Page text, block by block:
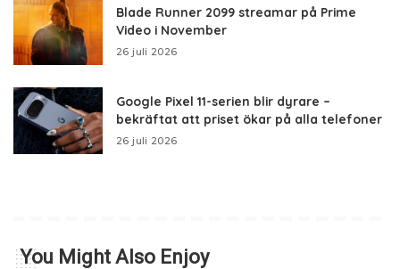
Blade Runner 2099 streamar på Prime
Video i November
26 juli 2026
Google Pixel 11-serien blir dyrare –
bekräftat att priset ökar på alla telefoner
26 juli 2026
You Might Also Enjoy